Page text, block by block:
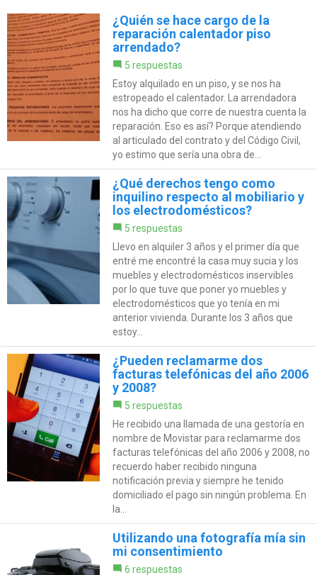
¿Quién se hace cargo de la
reparación calentador piso
arrendado?
5 respuestas
Estoy alquilado en un piso, y se nos ha
estropeado el calentador. La arrendadora
nos ha dicho que corre de nuestra cuenta la
reparación. Eso es así? Porque atendiendo
al articulado del contrato y del Código Civil,
yo estimo que sería una obra de...
¿Qué derechos tengo como
inquilino respecto al mobiliario y
los electrodomésticos?
5 respuestas
Llevo en alquiler 3 años y el primer día que
entré me encontré la casa muy sucia y los
muebles y electrodomésticos inservibles
por lo que tuve que poner yo muebles y
electrodomésticos que yo tenía en mi
anterior vivienda. Durante los 3 años que
estoy...
¿Pueden reclamarme dos
facturas telefónicas del año 2006
y 2008?
5 respuestas
He recibido una llamada de una gestoría en
nombre de Movistar para reclamarme dos
facturas telefónicas del año 2006 y 2008, no
recuerdo haber recibido ninguna
notificación previa y siempre he tenido
domiciliado el pago sin ningún problema. En
la...
Utilizando una fotografía mía sin
mi consentimiento
6 respuestas